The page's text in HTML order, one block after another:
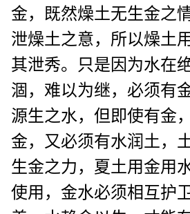
金，既然燥土无生金之
泄燥土之意，所以燥土
其泄秀。只是因为水在
涸，难以为继，必须有
源生之水，但即使有金
金，又必须有水润土，
生金之力，夏土用金用
使用，金水必须相互护